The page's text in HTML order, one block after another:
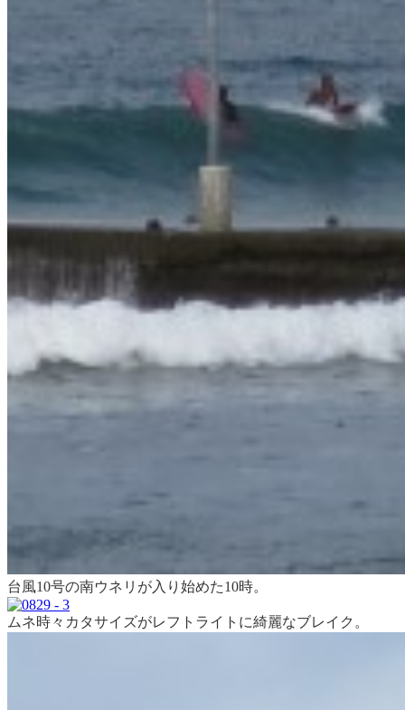
台風10号の南ウネリが入り始めた10時。
ムネ時々カタサイズがレフトライトに綺麗なブレイク。